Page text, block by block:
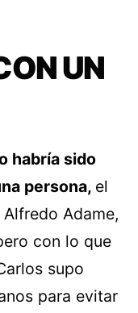
UN
habría sido
persona, el
Adame,
con lo que
supo
para evitar